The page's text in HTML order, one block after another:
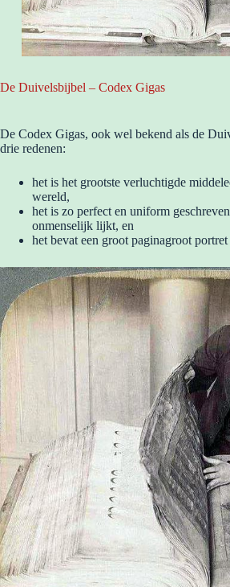
De Duivelsbijbel – Codex Gigas
De Codex Gigas, ook wel bekend als de
drie redenen:
het is het grootste verluchtigde
wereld,
het is zo perfect en uniform
onmenselijk lijkt, en
het bevat een groot paginagroot